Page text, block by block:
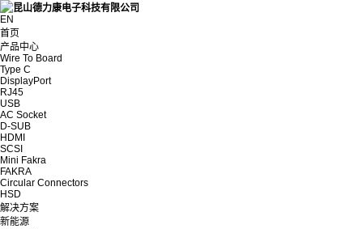
EN
首页
产品中心
Wire To Board
Type C
DisplayPort
RJ45
USB
AC Socket
D-SUB
HDMI
SCSI
Mini Fakra
FAKRA
Circular Connectors
HSD
解决方案
新能源